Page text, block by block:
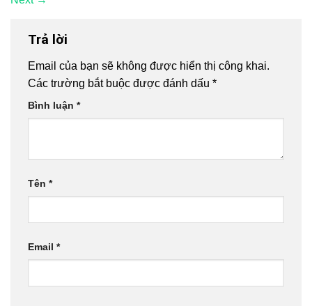
Trả lời
Email của bạn sẽ không được hiển thị công khai.
Các trường bắt buộc được đánh dấu *
Bình luận *
Tên *
Email *